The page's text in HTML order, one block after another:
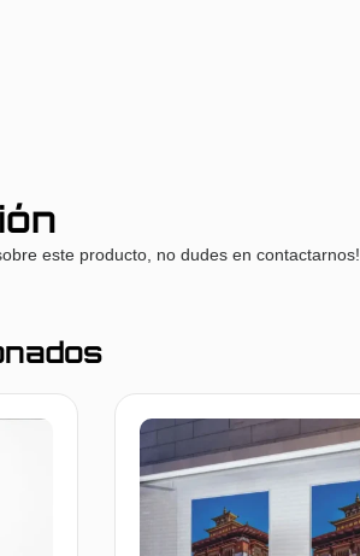
este producto, no dudes en contactarnos!